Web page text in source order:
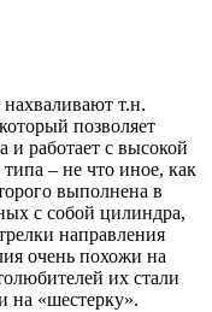
т.н.
позволяет
и работает с высокой
– не что иное, как
выполнена в
с собой цилиндра,
направления
очень похожи на
их стали
на «шестерку».